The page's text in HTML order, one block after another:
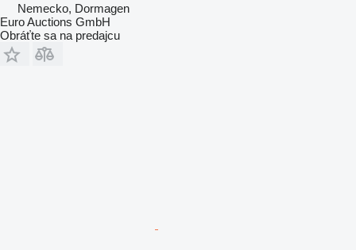
Nemecko, Dormagen
Euro Auctions GmbH
Obráťte sa na predajcu